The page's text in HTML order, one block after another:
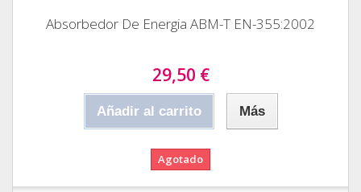
Absorbedor De Energia ABM-T EN-355:2002
29,50 €
Añadir al carrito Más
Agotado